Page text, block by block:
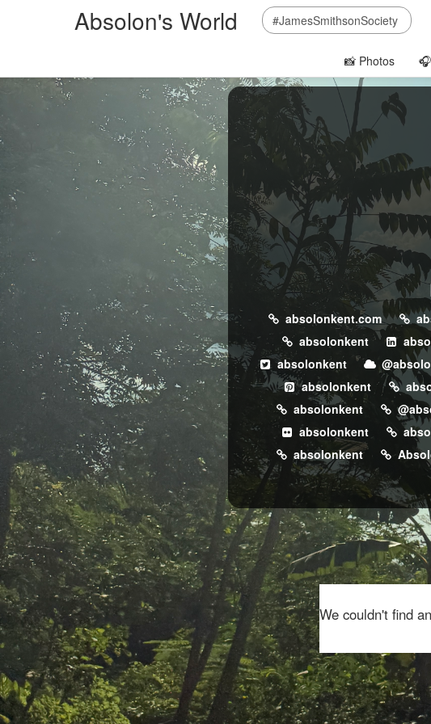
Absolon's World
📸 Photos
absolonkent.com
absolonkent
absolonkent
absolonkent
absolonkent
absolonkent
absolonkent
We couldn't find